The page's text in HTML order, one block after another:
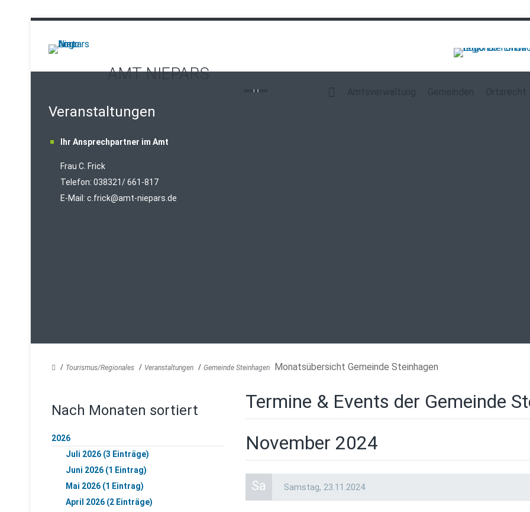
AMT NIEPARS
Veranstaltungen
Ihr Ansprechpartner im Amt
Frau C. Frick
Telefon: 038321/ 661-817
E-Mail: c.frick@amt-niepars.de
Tourismus/Regionales Veranstaltungen Gemeinde Steinhagen Monatsübersicht Gemeinde Steinhagen
Termine & Events der Gemeinde
November 2024
Sa Samstag, 23.11.2024
Nach Monaten sortiert
2026
Juli 2026 (3 Einträge)
Juni 2026 (1 Eintrag)
Mai 2026 (1 Eintrag)
April 2026 (2 Einträge)